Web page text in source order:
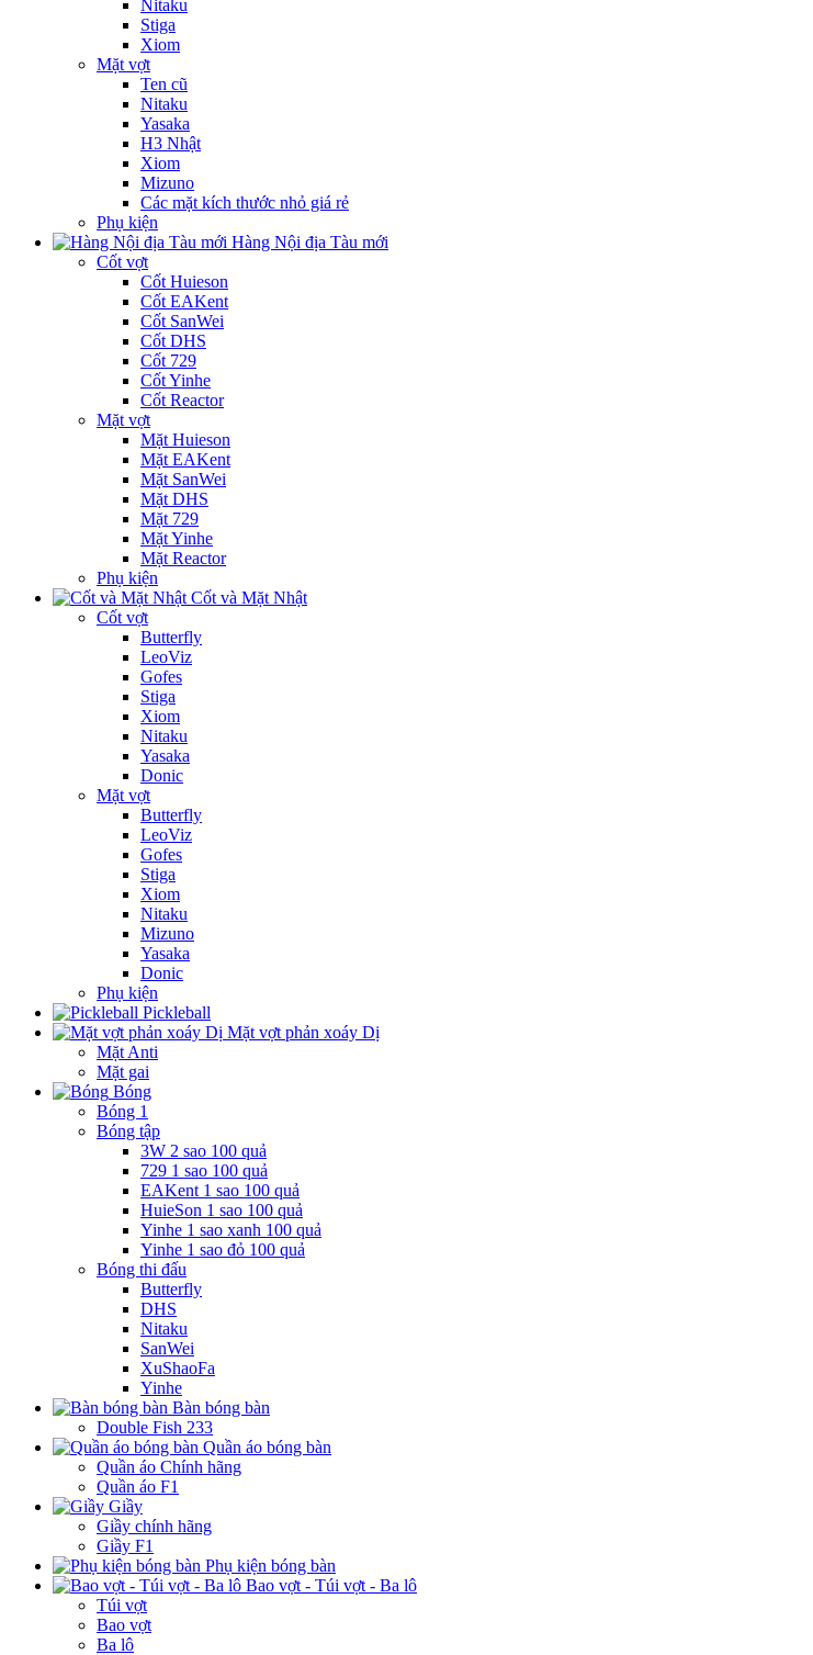
Nitaku
Stiga
Xiom
Mặt vợt
Ten cũ
Nitaku
Yasaka
H3 Nhật
Xiom
Mizuno
Các mặt kích thước nhỏ giá rẻ
Phụ kiện
Hàng Nội địa Tàu mới
Cốt vợt
Cốt Huieson
Cốt EAKent
Cốt SanWei
Cốt DHS
Cốt 729
Cốt Yinhe
Cốt Reactor
Mặt vợt
Mặt Huieson
Mặt EAKent
Mặt SanWei
Mặt DHS
Mặt 729
Mặt Yinhe
Mặt Reactor
Phụ kiện
Cốt và Mặt Nhật
Cốt vợt
Butterfly
LeoViz
Gofes
Stiga
Xiom
Nitaku
Yasaka
Donic
Mặt vợt
Butterfly
LeoViz
Gofes
Stiga
Xiom
Nitaku
Mizuno
Yasaka
Donic
Phụ kiện
Pickleball
Mặt vợt phản xoáy Dị
Mặt Anti
Mặt gai
Bóng
Bóng 1
Bóng tập
3W 2 sao 100 quả
729 1 sao 100 quả
EAKent 1 sao 100 quả
HuieSon 1 sao 100 quả
Yinhe 1 sao xanh 100 quả
Yinhe 1 sao đỏ 100 quả
Bóng thi đấu
Butterfly
DHS
Nitaku
SanWei
XuShaoFa
Yinhe
Bàn bóng bàn
Double Fish 233
Quần áo bóng bàn
Quần áo Chính hãng
Quần áo F1
Giầy
Giầy chính hãng
Giầy F1
Phụ kiện bóng bàn
Bao vợt - Túi vợt - Ba lô
Túi vợt
Bao vợt
Ba lô